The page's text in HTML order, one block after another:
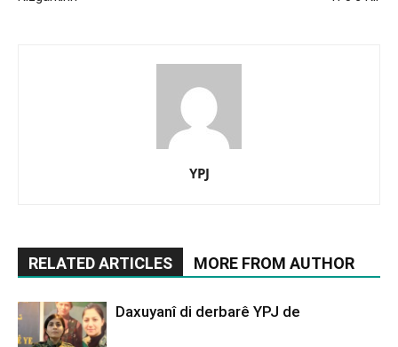
YPJ
RELATED ARTICLES MORE FROM AUTHOR
Daxuyanî di derbarê YPJ de